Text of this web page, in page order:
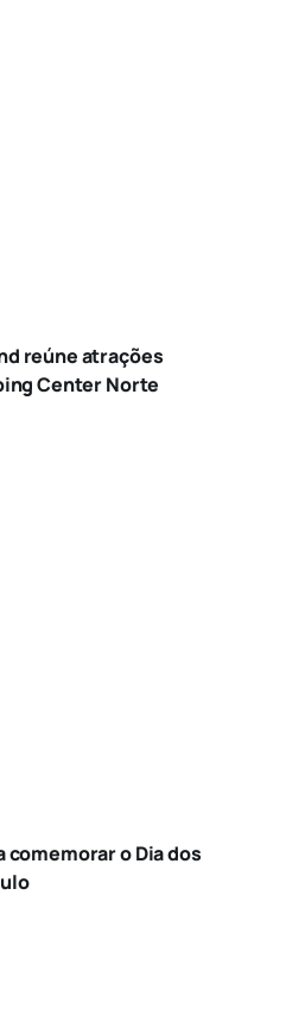
reúne atrações
Center Norte
comemorar o Dia dos